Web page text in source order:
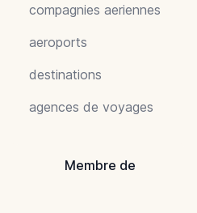
compagnies aeriennes
aeroports
destinations
agences de voyages
Membre de